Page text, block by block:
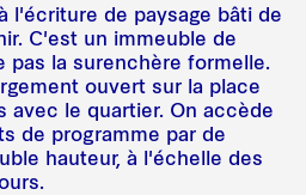
l'écriture de paysage bâti de
C'est un immeuble de
pas la surenchère formelle.
ouvert sur la place
avec le quartier. On accède
de programme par de
hauteur, à l'échelle des